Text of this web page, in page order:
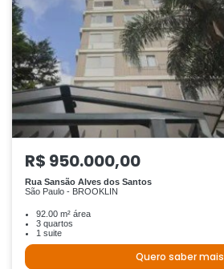
R$ 950.000,00
Rua Sansão Alves dos Santos
São Paulo - BROOKLIN
92.00 m² área
3 quartos
1 suite
Quero saber mais